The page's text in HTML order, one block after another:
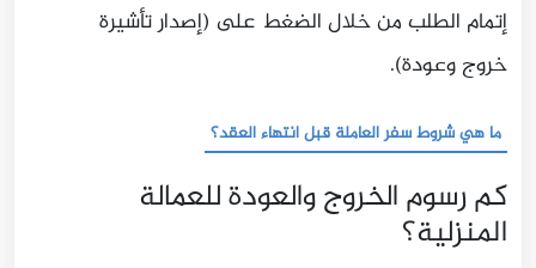
إتمام الطلب من خلال الضغط على (إصدار تأشيرة
خروج وعودة).
ما هي شروط سفر العاملة قبل انتهاء العقد؟
كم رسوم الخروج والعودة للعمالة
المنزلية؟